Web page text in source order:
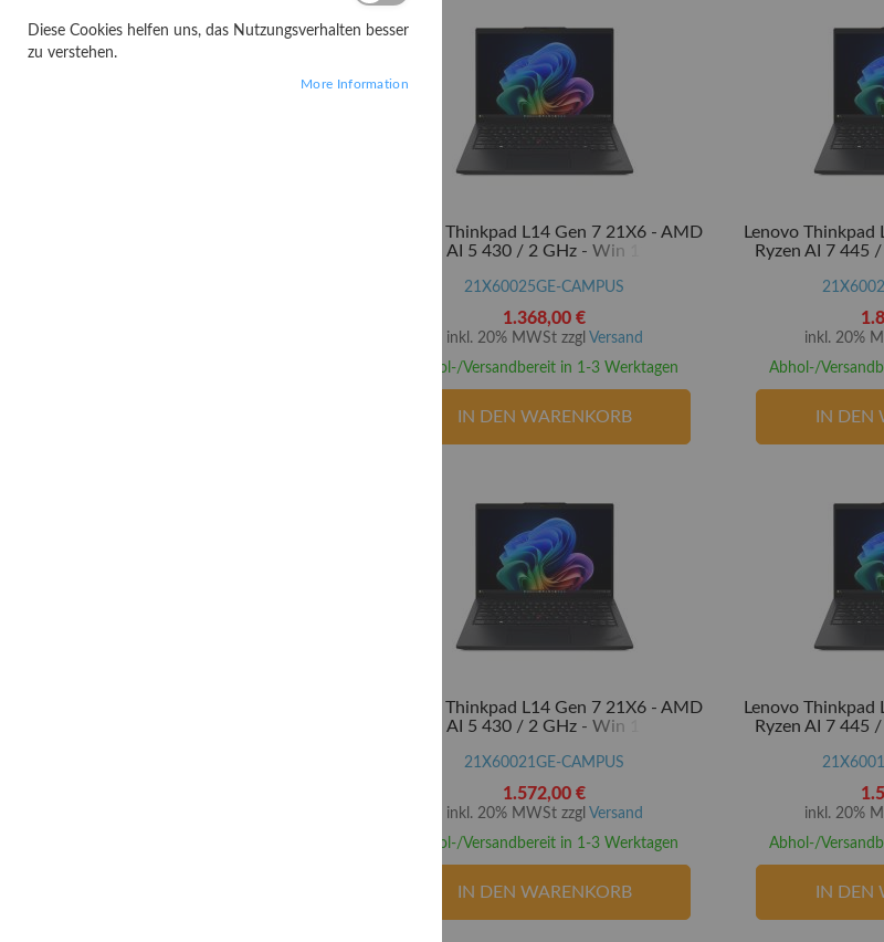
Lenovo Thinkpad L14 Gen 7 21X6 - AMD
Ryzen AI 5 430 / 2 GHz - Win 11 Pro -
SSD TCG Opal Encryption 2, NVMe -
35.6 cm (14")
21X60025GE-CAMPUS
1.368,00 €
inkl. 20% MWSt zzgl Versand
Abhol-/Versandbereit in 1-3 Werktagen
IN DEN WARENKORB
Lenovo Thinkpad
Ryzen AI 7 445
TCG Opal
inkl. 20%
Abhol-/
IN DEN
Lenovo Thinkpad L14 Gen 7 21X6 - AMD
Ryzen AI 5 430 / 2 GHz - Win 11 Pro -
SSD TCG Opal Encryption 2, NVMe -
35.6 cm (14")
21X60021GE-CAMPUS
1.572,00 €
inkl. 20% MWSt zzgl Versand
Abhol-/Versandbereit in 1-3 Werktagen
IN DEN WARENKORB
Lenovo Thinkpad
Ryzen AI 7 445
SSD TCG Opal
inkl. 20%
Abhol-/
IN DEN
Diese Cookies helfen uns, das Nutzungsverhalten besser
zu verstehen.
More Information